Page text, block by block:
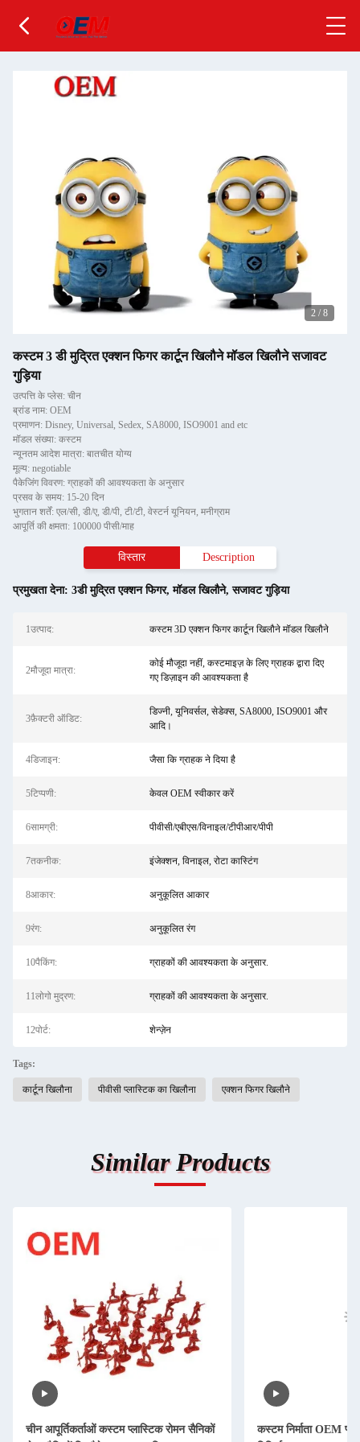
2 / 8
कस्टम 3 डी मुद्रित एक्शन फिगर कार्टून खिलौने मॉडल खिलौने सजावट
गुड़िया
उत्पत्ति के प्लेस: चीन
ब्रांड नाम: OEM
प्रमाणन: Disney, Universal, Sedex, SA8000, ISO9001 and etc
मॉडल संख्या: कस्टम
न्यूनतम आदेश मात्रा: बातचीत योग्य
मूल्य: negotiable
पैकेजिंग विवरण: ग्राहकों की आवश्यकता के अनुसार
प्रसव के समय: 15-20 दिन
भुगतान शर्तें: एल/सी, डी/ए, डी/पी, टी/टी, वेस्टर्न यूनियन, मनीग्राम
आपूर्ति की क्षमता: 100000 पीसी/माह
विस्तार Description
प्रमुखता देना: 3डी मुद्रित एक्शन फिगर,मॉडल खिलौने,सजावट गुड़िया
1उत्पाद: कस्टम 3D एक्शन फिगर कार्टून खिलौने मॉडल खिलौने
2मौजूदा मात्रा:
कोई मौजूदा नहीं, कस्टमाइज़ के लिए ग्राहक द्वारा दिए
गए डिज़ाइन की आवश्यकता है
3फ़ैक्टरी ऑडिट:
डिज्नी, यूनिवर्सल, सेडेक्स, SA8000, ISO9001 और
आदि।
4डिजाइन: जैसा कि ग्राहक ने दिया है
5टिप्पणी: केवल OEM स्वीकार करें
6सामग्री: पीवीसी/एबीएस/विनाइल/टीपीआर/पीपी
7तकनीक: इंजेक्शन, विनाइल, रोटा कास्टिंग
8आकार: अनुकूलित आकार
9रंग: अनुकूलित रंग
10पैकिंग: ग्राहकों की आवश्यकता के अनुसार.
11लोगो मुद्रण: ग्राहकों की आवश्यकता के अनुसार.
12पोर्ट: शेन्ज़ेन
Tags:
कार्टून खिलौना पीवीसी प्लास्टिक का खिलौना एक्शन फिगर खिलौने
Similar Products
चीन आपूर्तिकर्ताओं कस्टम प्लास्टिक रोमन सैनिकों
कस्टम निर्माता OEM